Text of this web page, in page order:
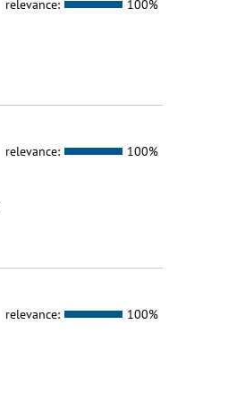
relevance: 100%
relevance: 100%
relevance: 100%